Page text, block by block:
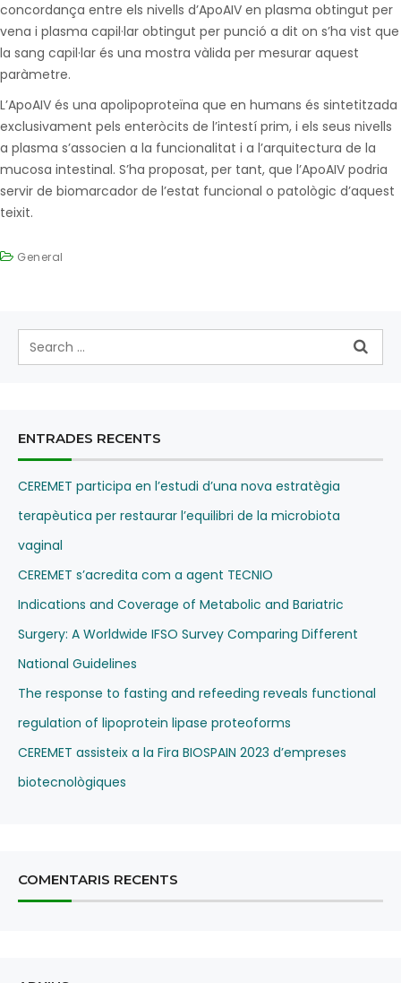
concordança entre els nivells d’ApoAIV en plasma obtingut per
vena i plasma capil·lar obtingut per punció a dit on s’ha vist que
la sang capil·lar és una mostra vàlida per mesurar aquest
paràmetre.
L’ApoAIV és una apolipoproteïna que en humans és sintetitzada
exclusivament pels enteròcits de l’intestí prim, i els seus nivells
a plasma s’associen a la funcionalitat i a l’arquitectura de la
mucosa intestinal. S’ha proposat, per tant, que l’ApoAIV podria
servir de biomarcador de l’estat funcional o patològic d’aquest
teixit.
General
ENTRADES RECENTS
CEREMET participa en l’estudi d’una nova estratègia
terapèutica per restaurar l’equilibri de la microbiota
vaginal
CEREMET s’acredita com a agent TECNIO
Indications and Coverage of Metabolic and Bariatric
Surgery: A Worldwide IFSO Survey Comparing Different
National Guidelines
The response to fasting and refeeding reveals functional
regulation of lipoprotein lipase proteoforms
CEREMET assisteix a la Fira BIOSPAIN 2023 d’empreses
biotecnològiques
COMENTARIS RECENTS